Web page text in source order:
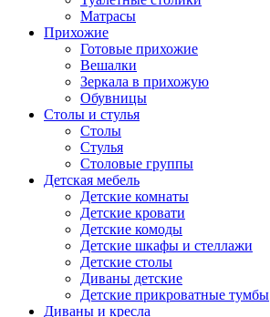
Матрасы
Прихожие
Готовые прихожие
Вешалки
Зеркала в прихожую
Обувницы
Столы и стулья
Столы
Стулья
Столовые группы
Детская мебель
Детские комнаты
Детские кровати
Детские комоды
Детские шкафы и стеллажи
Детские столы
Диваны детские
Детские прикроватные тумбы
Диваны и кресла